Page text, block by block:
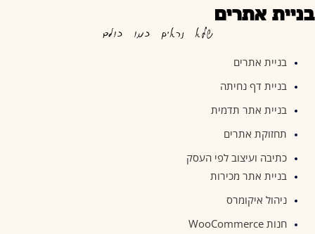
בניית אתרים
שלא נראים כמו כולם
בניית אתרים
בניית דף נחיתה
בניית אתר תדמית
תחזוקת אתרים
כתיבה ועיצוב לפי העסק
בניית אתר מכירות
ניהול איקומרס
חנות WooCommerce